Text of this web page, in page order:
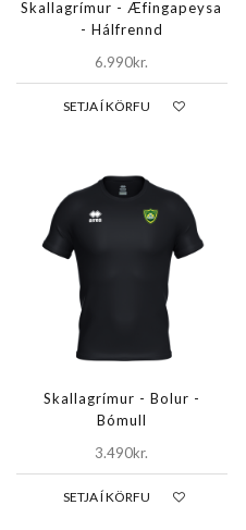
Skallagrímur - Æfingapeysa
- Hálfrennd
6.990kr.
SETJA Í KÖRFU
Skallagrímur - Bolur -
Bómull
3.490kr.
SETJA Í KÖRFU